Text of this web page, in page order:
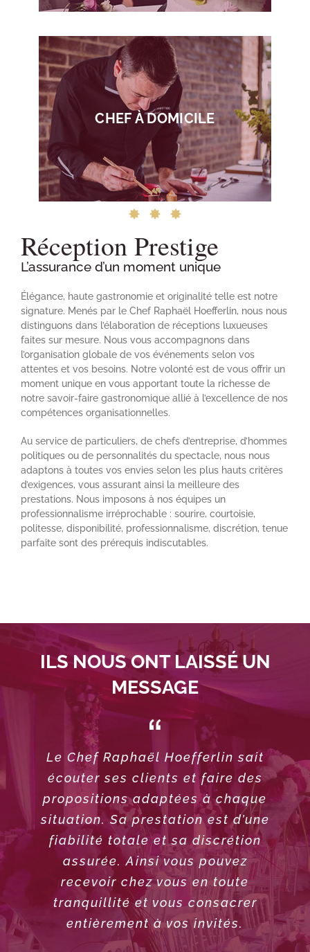
CHEF À DOMICILE
Réception Prestige
L’assurance d’un moment unique
Élégance, haute gastronomie et originalité telle est notre
signature. Menés par le Chef Raphaël Hoefferlin, nous nous
distinguons dans l’élaboration de réceptions luxueuses
faites sur mesure. Nous vous accompagnons dans
l’organisation globale de vos événements selon vos
attentes et vos besoins. Notre volonté est de vous offrir un
moment unique en vous apportant toute la richesse de
notre savoir-faire gastronomique allié à l’excellence de nos
compétences organisationnelles.
Au service de particuliers, de chefs d’entreprise, d’hommes
politiques ou de personnalités du spectacle, nous nous
adaptons à toutes vos envies selon les plus hauts critères
d’exigences, vous assurant ainsi la meilleure des
prestations. Nous imposons à nos équipes un
professionnalisme irréprochable : sourire, courtoisie,
politesse, disponibilité, professionnalisme, discrétion, tenue
parfaite sont des prérequis indiscutables.
ILS NOUS ONT LAISSÉ UN
MESSAGE
Le Chef Raphaël Hoefferlin sait
écouter ses clients et faire des
propositions adaptées à chaque
situation. Sa prestation est d’une
fiabilité totale et sa discrétion
assurée. Ainsi vous pouvez
recevoir chez vous en toute
tranquillité et vous consacrer
entièrement à vos invités.
Mes invités sont ravis, ils en
redemandent tous ! Merci d’avoir
composé ce dîner, nous étions
tous encore un peu en vacances
grâce à vous. Votre maître d’hôtel
était superbe et votre cuisine
divine.
Christophe ROBIN
Coloriste et
Le mariage de nos enfants, loin
de Puiseux, a été une superbe
réussite. Rien à redire, tout a été
superbement bien organisé et
préparé, aucune faute, un Chef
d’une grande valeur ; un grand
talent qui mérite nos éloges.
Mr et Mme PELLE Chef d’entreprise